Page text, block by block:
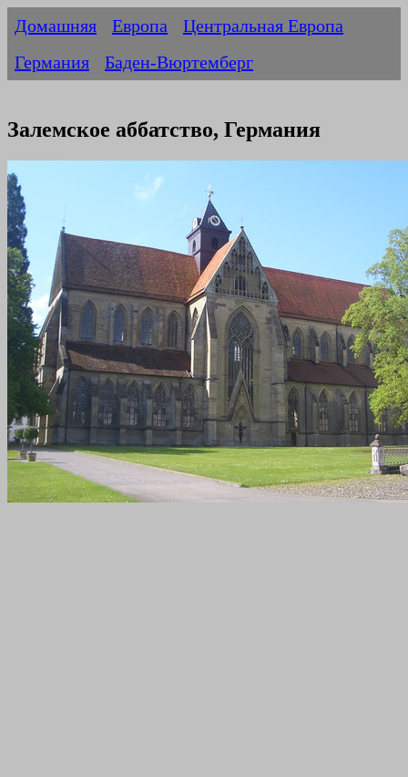
Домашняя Европа
Центральная Европа
Германия
Баден-Вюртемберг
Залемское аббатство, Германия